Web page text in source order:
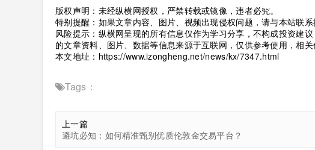
版权声明：未经纵横网授权，严禁转载或镜像，违者必究。
特别提醒：如果文章内容、图片、视频出现侵权问题，请与本站联系
风险提示：纵横网呈现的所有信息仅作为学习分享，不构成投资建
的文章资料、图片、数据等信息来源于互联网，仅供参考使用，相关
本文地址： https://www.izongheng.net/news/kx/7347.html
Tags：
上一篇
避坑必知：如何精准甄别优质伦敦金交易平台？